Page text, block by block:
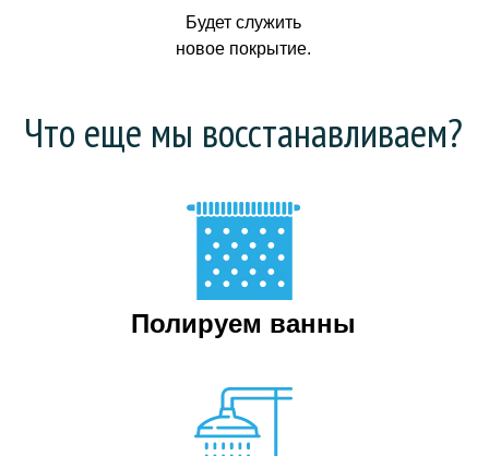
Будет служить
новое покрытие.
Что еще мы восстанавливаем?
Полируем ванны